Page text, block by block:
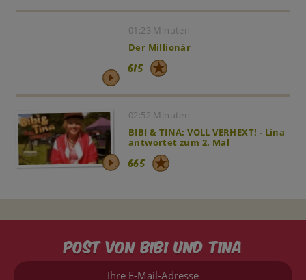
01:23 Minuten
Der Millionär
615
02:52 Minuten
BIBI & TINA: VOLL VERHEXT! - Lina
antwortet zum 2. Mal
665
Post von Bibi und Tina
Ihre